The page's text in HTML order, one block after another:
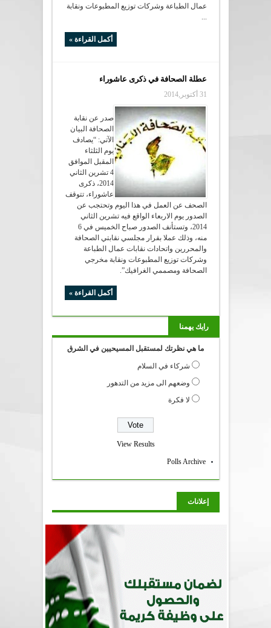
عمال الطباعة وشركات توزيع المطبوعات ونقابة
...
أكمل القراءة »
عطلة الصحافة في ذكرى عاشوراء
31 أكتوبر,2014
صدر عن نقابة
الصحافة البيان
الآتي: “يصادف
يوم الثلثاء
المقبل الموافق
4 تشرين الثاني
2014، ذكرى
عاشوراء، تتوقف
الصحف عن العمل في هذا اليوم وتحتجب عن
الصدور يوم الاربعاء الواقع فيه تشرين الثاني
2014، وتستأنف الصدور صباح الخميس في 6
منه، وذلك عملا بقرار مجلسي نقابتي الصحافة
والمحررين واتحادات نقابات عمال الطباعة
وشركات توزيع المطبوعات ونقابة مخرجي
الصحافة ومصممي الغرافيك”.
أكمل القراءة »
رايك يهمنا
ما هي نظرتك لمستقبل المسيحيين في الشرق
شركاء في السلام
وضعهم الى مزيد من التدهور
لا فكرة
View Results
Polls Archive
إعلانات